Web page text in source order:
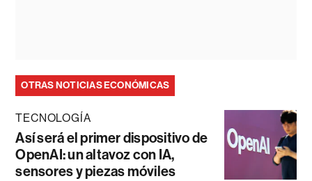
OTRAS NOTICIAS ECONÓMICAS
TECNOLOGÍA
Así será el primer dispositivo de
OpenAI: un altavoz con IA,
sensores y piezas móviles